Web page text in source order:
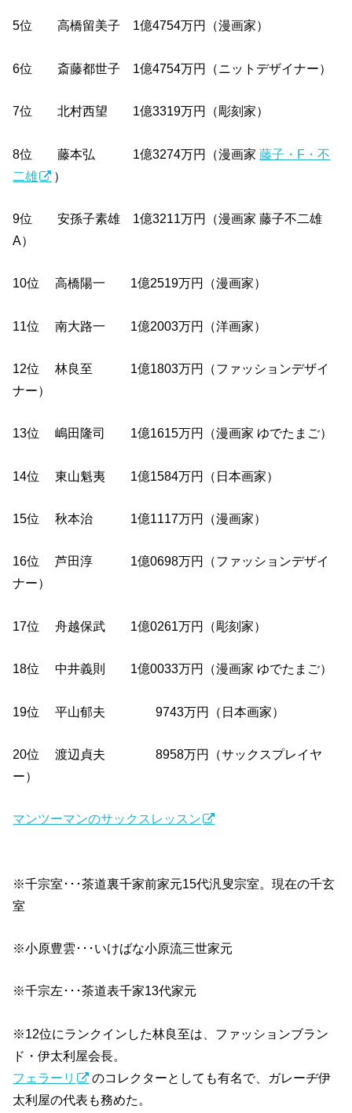
5位 高橋留美子 1億4754万円（漫画家）
6位 斎藤都世子 1億4754万円（ニットデザイナー）
7位 北村西望 1億3319万円（彫刻家）
8位 藤本弘 1億3274万円（漫画家藤子・F・不
二雄
）
9位 安孫子素雄 1億3211万円（漫画家 藤子不二雄
A）
10位 高橋陽一 1億2519万円（漫画家）
11位 南大路一 1億2003万円（洋画家）
12位 林良至 1億1803万円（ファッションデザイ
ナー）
13位 嶋田隆司 1億1615万円（漫画家 ゆでたまご）
14位 東山魁夷 1億1584万円（日本画家）
15位 秋本治 1億1117万円（漫画家）
16位 芦田淳 1億0698万円（ファッションデザイ
ナー）
17位 舟越保武 1億0261万円（彫刻家）
18位 中井義則 1億0033万円（漫画家 ゆでたまご）
19位 平山郁夫 9743万円（日本画家）
20位 渡辺貞夫 8958万円（サックスプレイヤ
ー）
マンツーマンのサックスレッスン
※千宗室･･･茶道裏千家前家元15代汎叟宗室。現在の千玄
室
※小原豊雲･･･いけばな小原流三世家元
※千宗左･･･茶道表千家13代家元
※12位にランクインした林良至は、ファッションブラン
ド・伊太利屋会長。
フェラーリ
のコレクターとしても有名で、ガレーヂ伊
太利屋の代表も務めた。